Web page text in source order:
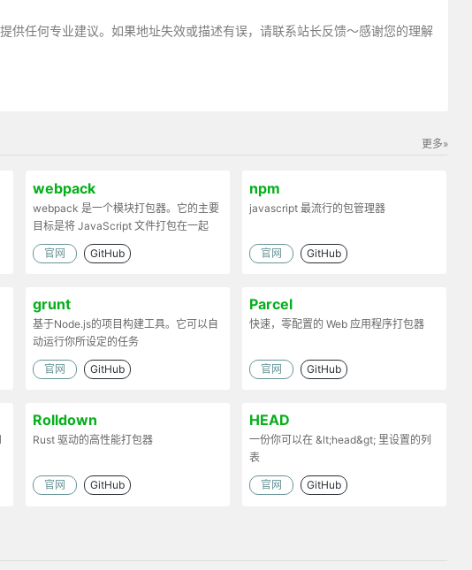
任何专业建议。如果地址失效或描述有误，请联系站长反馈～感谢您的理解
更多»
webpack
webpack 是一个模块打包器。它的主要
目标是将 JavaScript 文件打包在一起
官网 GitHub
npm
javascript 最流行的包管理器
官网 GitHub
grunt
基于Node.js的项目构建工具。它可以自
动运行你所设定的任务
官网 GitHub
Parcel
快速，零配置的 Web 应用程序打包器
官网 GitHub
Rolldown
Rust 驱动的高性能打包器
官网 GitHub
HEAD
一份你可以在 &lt;head&gt; 里设置的列
表
官网 GitHub